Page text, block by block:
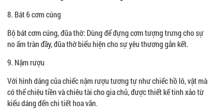
8. Bát 6 cơm cúng
Bộ bát cơm cúng, đũa thờ: Dùng để đựng cơm tượng trưng cho sự
no ấm tràn đầy, đũa thờ biểu hiện cho sự yêu thương gắn kết.
9. Nậm rượu
Với hình dáng của chiếc nậm rượu tương tự như chiếc hồ lô, vật mà
có thể chiêu tiền và chiêu tài cho gia chủ, được thiết kế tinh xảo từ
kiểu dáng đến chi tiết hoa văn.